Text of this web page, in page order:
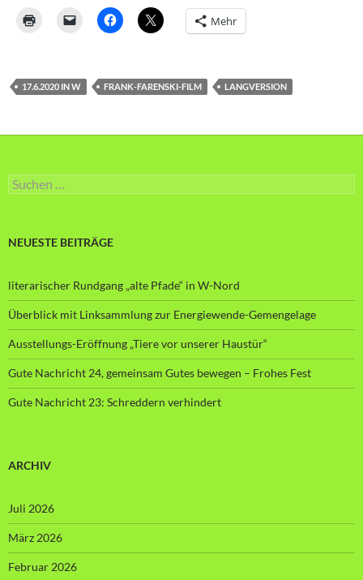
Mehr
17.6.2020 IN W FRANK-FARENSKI-FILM LANGVERSION
Suche
nach:
NEUESTE BEITRÄGE
literarischer Rundgang „alte Pfade“ in W-Nord
Überblick mit Linksammlung zur Energiewende-Gemengelage
Ausstellungs-Eröffnung „Tiere vor unserer Haustür“
Gute Nachricht 24, gemeinsam Gutes bewegen – Frohes Fest
Gute Nachricht 23: Schreddern verhindert
ARCHIV
Juli 2026
März 2026
Februar 2026